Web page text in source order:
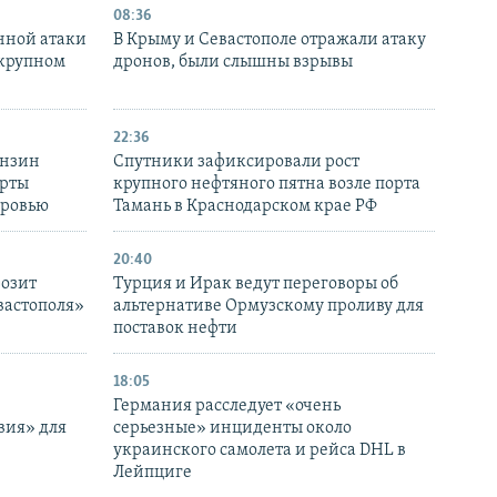
атаки
08:36
В Крыму и Севастополе отражали атаку
дронов, были слышны взрывы
22:36
Спутники зафиксировали рост
крупного нефтяного пятна возле порта
Тамань в Краснодарском крае РФ
20:40
Турция и Ирак ведут переговоры об
альтернативе Ормузскому проливу для
поставок нефти
для
18:05
Германия расследует «очень
серьезные» инциденты около
украинского самолета и рейса DHL в
Лейпциге